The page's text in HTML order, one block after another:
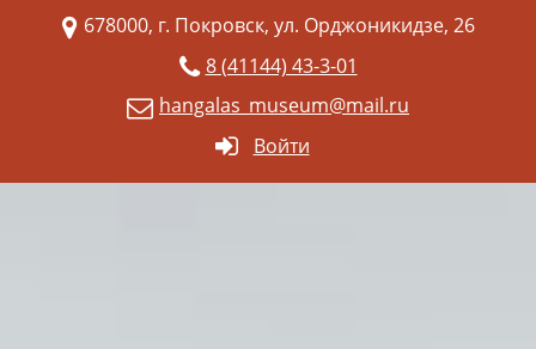
678000, г. Покровск, ул. Орджоникидзе, 26
8 (41144) 43-3-01
hangalas_museum@mail.ru
Войти